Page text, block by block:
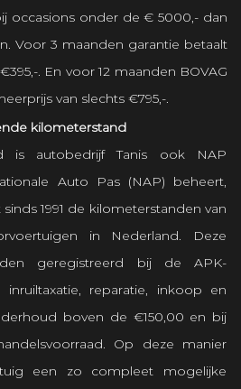
occasions onder de € 5000,- dan
Voor 3 maanden garantie betaalt
. En voor 12 maanden BOVAG
van slechts €795,-.
kilometerstand
is autobedrijf Tanis ook NAP
Auto Pas (NAP) beheert,
1991 de kilometerstanden van
in Nederland. Deze
geregistreerd bij de APK-
inruiltaxatie, reparatie, inkoop en
boven de €150,00 en bij
Op deze manier
een zo compleet mogelijke